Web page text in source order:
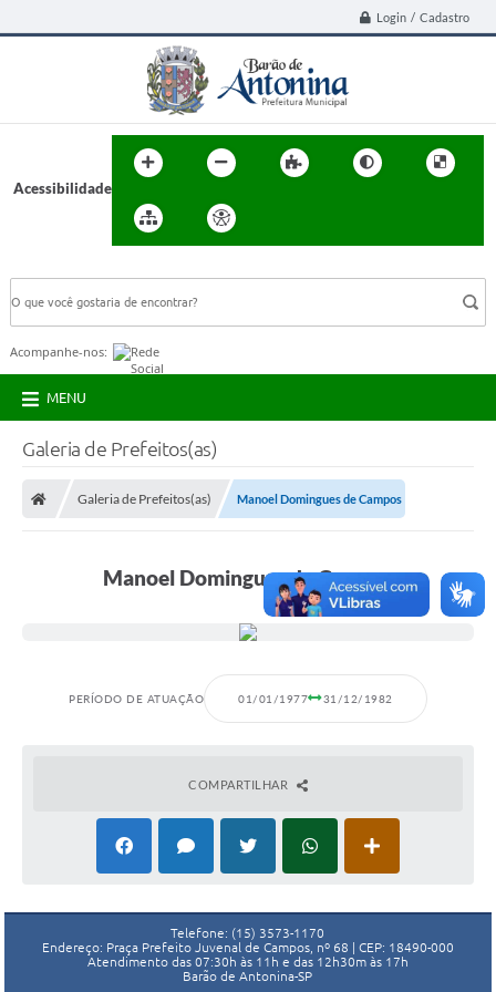
Login / Cadastro
Acessibilidade
Acompanhe-nos:
MENU
Galeria de Prefeitos(as)
Galeria de Prefeitos(as) Manoel Domingues de Campos
Manoel Domingues de Campos
PERÍODO DE ATUAÇÃO 01/01/1977 31/12/1982
COMPARTILHAR
Telefone: (15) 3573-1170
Endereço: Praça Prefeito Juvenal de Campos, nº 68 | CEP: 18490-000
Atendimento das 07:30h às 11h e das 12h30m às 17h
Barão de Antonina-SP